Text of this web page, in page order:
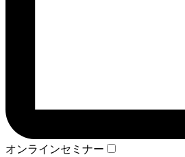
オンラインセミナー